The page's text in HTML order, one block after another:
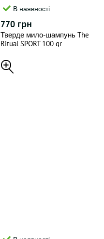
В наявності
770 грн
Тверде мило-шампунь The
Ritual SPORT 100 gr